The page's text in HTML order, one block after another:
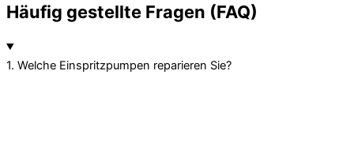
Häufig gestellte Fragen (FAQ)
1. Welche Einspritzpumpen reparieren Sie?